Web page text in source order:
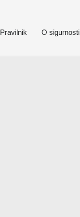
Pravilnik O sigurnosti